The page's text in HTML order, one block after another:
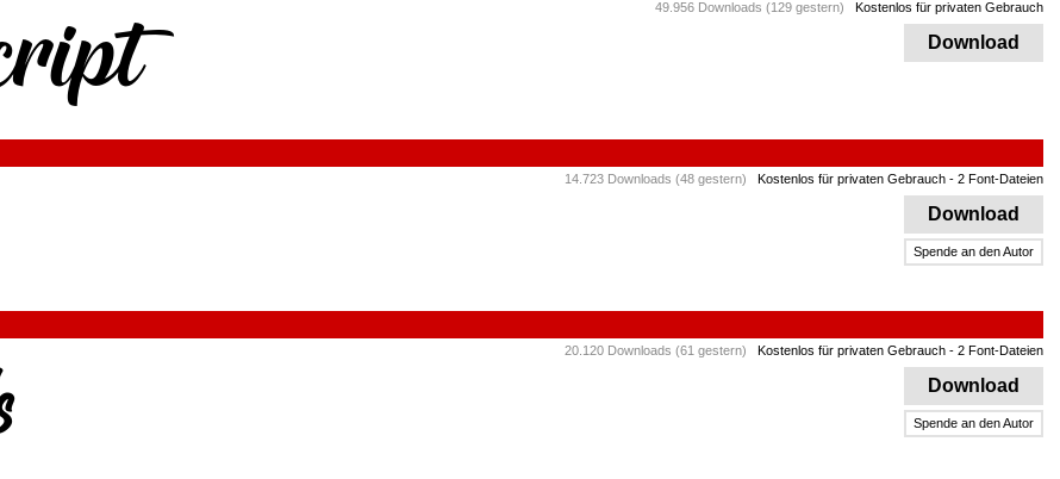
49.956 Downloads (129 gestern) Kostenlos für privaten Gebrauch
Download
14.723 Downloads (48 gestern) Kostenlos für privaten Gebrauch - 2 Font-Dateien
Download
Spende an den Autor
20.120 Downloads (61 gestern) Kostenlos für privaten Gebrauch - 2 Font-Dateien
Download
Spende an den Autor